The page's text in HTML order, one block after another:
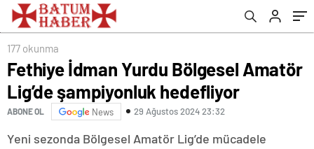
177 okunma
Fethiye İdman Yurdu Bölgesel Amatör
Lig’de şampiyonluk hedefliyor
ABONE OL News 29 Ağustos 2024 23:32
Yeni sezonda Bölgesel Amatör Lig’de mücadele